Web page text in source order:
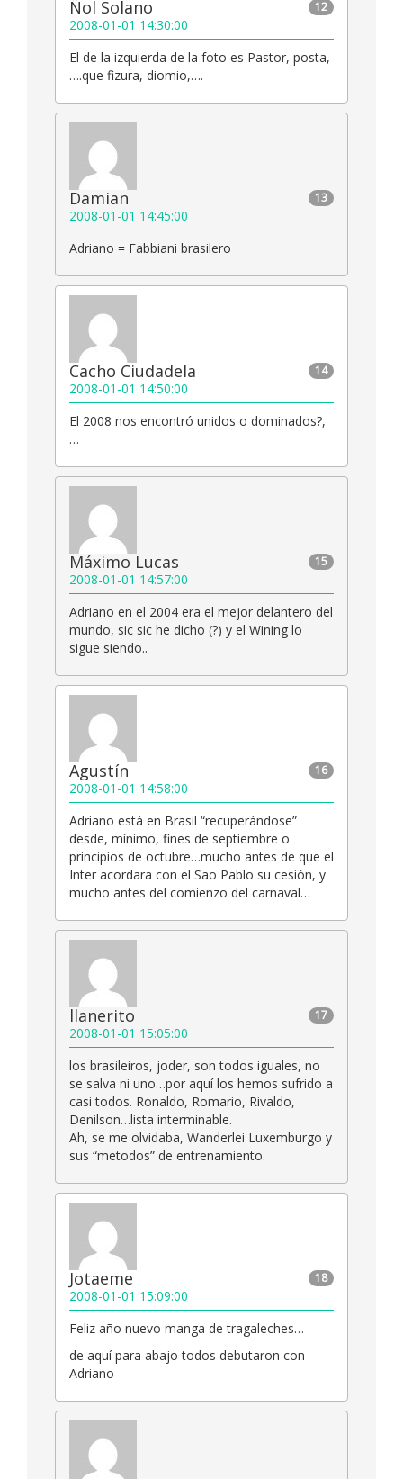
12
Ñol Solano
2008-01-01 14:30:00
El de la izquierda de la foto es Pastor, posta,
….que fizura, diomio,….
13
Damian
2008-01-01 14:45:00
Adriano = Fabbiani brasilero
14
Cacho Ciudadela
2008-01-01 14:50:00
El 2008 nos encontró unidos o dominados?,
…
15
Máximo Lucas
2008-01-01 14:57:00
Adriano en el 2004 era el mejor delantero del
mundo, sic sic he dicho (?) y el Wining lo
sigue siendo..
16
Agustín
2008-01-01 14:58:00
Adriano está en Brasil “recuperándose”
desde, mínimo, fines de septiembre o
principios de octubre…mucho antes de que el
Inter acordara con el Sao Pablo su cesión, y
mucho antes del comienzo del carnaval…
17
llanerito
2008-01-01 15:05:00
los brasileiros, joder, son todos iguales, no
se salva ni uno…por aquí los hemos sufrido a
casi todos. Ronaldo, Romario, Rivaldo,
Denilson…lista interminable.
Ah, se me olvidaba, Wanderlei Luxemburgo y
sus “metodos” de entrenamiento.
18
Jotaeme
2008-01-01 15:09:00
Feliz año nuevo manga de tragaleches…
de aquí para abajo todos debutaron con
Adriano